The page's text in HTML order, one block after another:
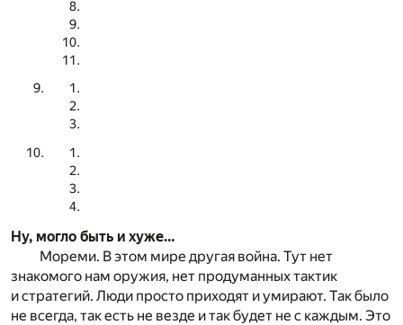
Ну, могло быть и хуже…
Мореми. В этом мире другая война. Тут нет
знакомого нам оружия, нет продуманных тактик
и стратегий. Люди просто приходят и умирают. Так было
не всегда, так есть не везде и так будет не с каждым. Это